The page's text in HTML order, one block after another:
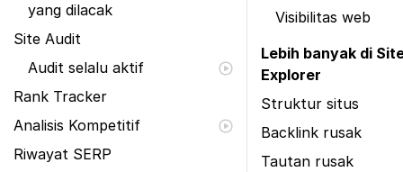
yang dilacak
Site Audit
Audit selalu aktif
Rank Tracker
Analisis Kompetitif
Riwayat SERP
Visibilitas web
Lebih banyak di
Explorer
Struktur situs
Backlink rusak
Tautan rusak